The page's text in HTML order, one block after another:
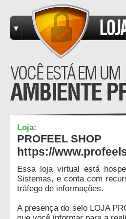
Loja:
PROFEEL SHOP
https://
Essa loja virtual está
Sistemas, e conta com
tráfego de informações.
A presença do selo LOJA